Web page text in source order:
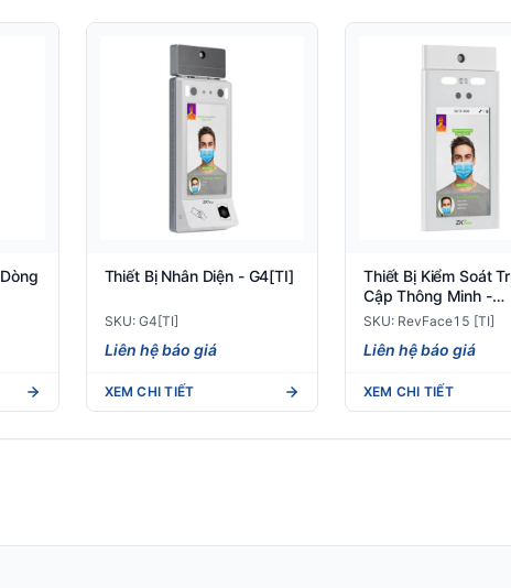
Thiết Bị Nhân Diện - G4[TI]
SKU: G4[TI]
Liên hệ báo giá
XEM CHI TIẾT
Thiết Bị Kiểm Soát
Cập Thông Minh -
RevFace15 [TI]
SKU: RevFace15 [TI]
Liên hệ báo giá
XEM CHI TIẾT